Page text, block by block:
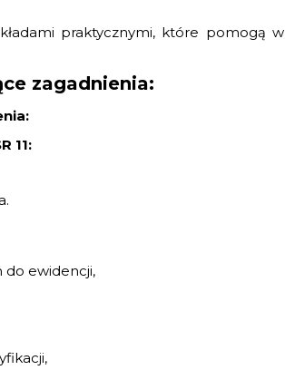
praktycznymi, które pomogą w
zagadnienia:
11:
do ewidencji,